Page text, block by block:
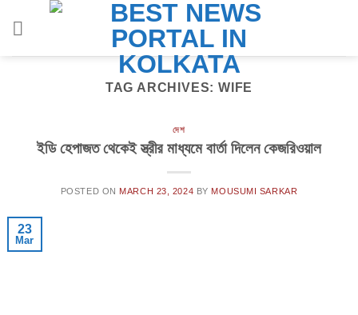
TAG ARCHIVES: WIFE
দেশ
ইডি হেপাজত থেকেই স্ত্রীর মাধ্যমে বার্তা দিলেন কেজরিওয়াল
POSTED ON MARCH 23, 2024 BY MOUSUMI SARKAR
23
Mar